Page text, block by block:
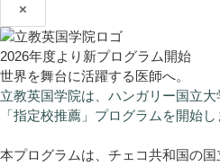
×
2026年度より新プログラム開始
世界を舞台に活躍する医師へ。
立教英国学院は、ハンガリー国立大
「指定校推薦」プログラムを開始し
本プログラムは、チェコ共和国の